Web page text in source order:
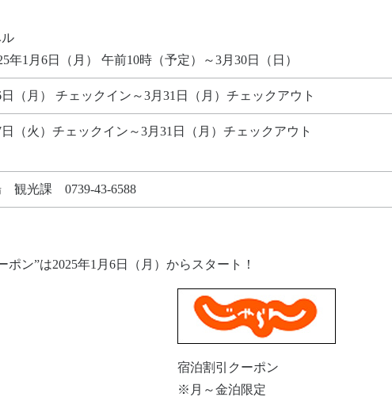
年1月6日（月） 午前10時（予定）～3月30日（日）
日（月） チェックイン～3月31日（月）チェックアウト
日（火）チェックイン～3月31日（月）チェックアウト
観光課 0739-43-6588
ン”は2025年1月6日（月）からスタート！
宿泊割引クーポン
※月～金泊限定